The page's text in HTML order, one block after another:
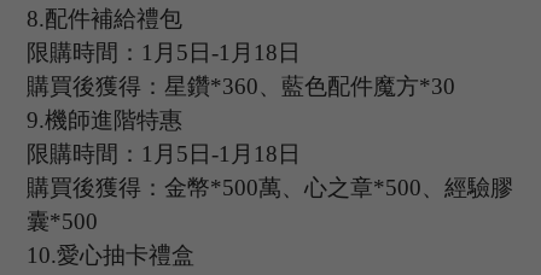
8.配件補給禮包
限購時間： 1 月 5 日-1 月 18 日
購買後獲得：星鑽*360、藍色配件魔方*30
9.機師進階特惠
限購時間： 1 月 5 日-1 月 18 日
購買後獲得：金幣*500萬、心之章*500、經驗膠
囊*500
10.愛心抽卡禮盒